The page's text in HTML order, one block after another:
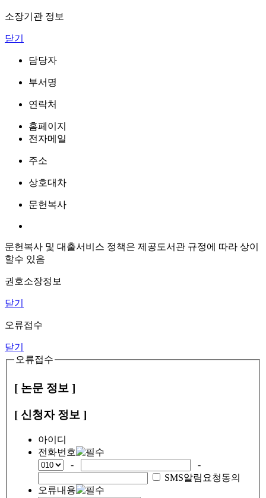
소장기관 정보
닫기
담당자
부서명
연락처
홈페이지
전자메일
주소
상호대차
문헌복사
문헌복사 및 대출서비스 정책은 제공도서관 규정에 따라 상이
할수 있음
권호소장정보
닫기
오류접수
닫기
오류접수
[ 논문 정보 ]
[ 신청자 정보 ]
아이디
전화번호
-
-
SMS알림요청동의
오류내용